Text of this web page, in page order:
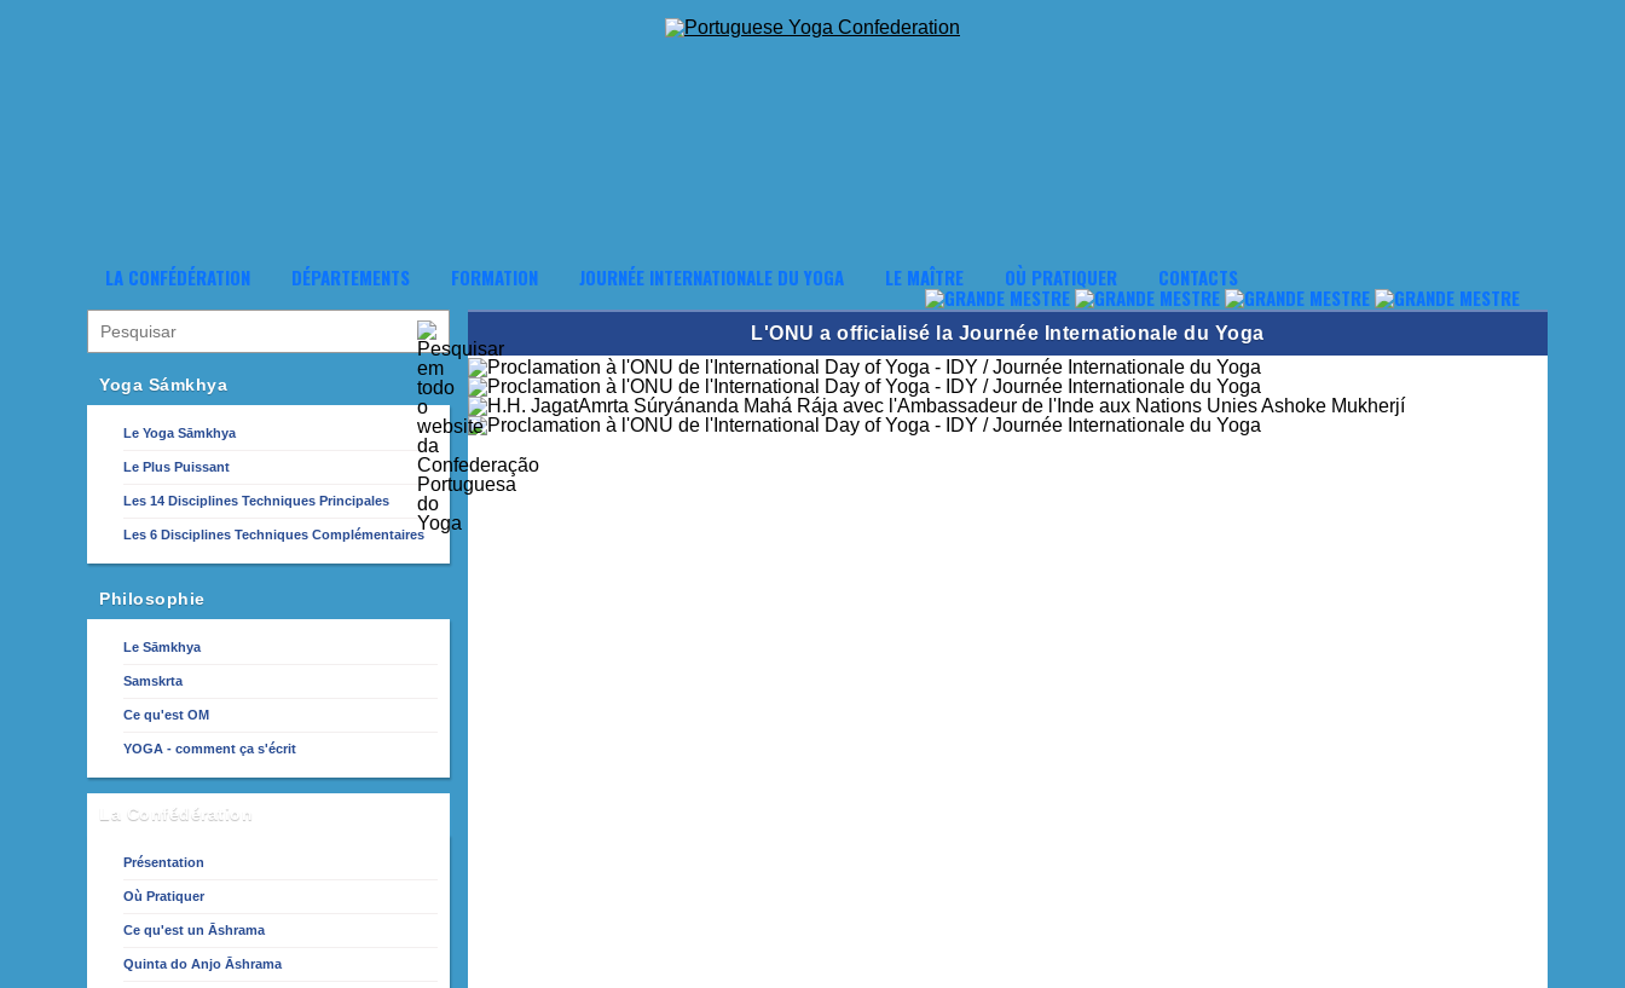
LA CONFÉDÉRATION DÉPARTEMENTS FORMATION JOURNÉE INTERNATIONALE DU YOGA LE MAÎTRE OÙ PRATIQUER CONTACTS
Yoga Sámkhya
Le Yoga Sāmkhya
Le Plus Puissant
Les 14 Disciplines Techniques Principales
Les 6 Disciplines Techniques Complémentaires
Philosophie
Le Sāmkhya
Samskrta
Ce qu'est OM
YOGA - comment ça s'écrit
La Confédération
Présentation
Où Pratiquer
Ce qu'est un Āshrama
Quinta do Anjo Āshrama
L'ONU a officialisé la Journée Internationale du Yoga